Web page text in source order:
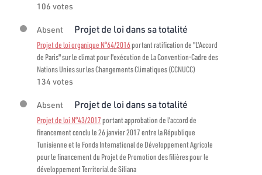
106 votes
Absent Projet de loi dans sa totalité
Projet de loi organique N°64/2016portant ratification de "L'Accord
de Paris" sur le climat pour l'exécution de La Convention-Cadre des
Nations Unies sur les Changements Climatiques (CCNUCC)
134 votes
Absent Projet de loi dans sa totalité
Projet de loi N°43/2017portant approbation de l’accord de
financement conclu le 26 janvier 2017 entre la République
Tunisienne et le Fonds International de Développement Agricole
pour le financement du Projet de Promotion des filières pour le
développement Territorial de Siliana